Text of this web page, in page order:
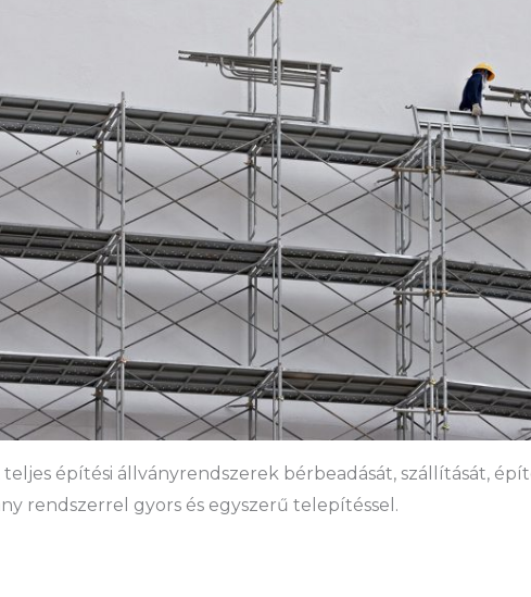
építési állványrendszerek bérbeadását, szállítását,
rendszerrel gyors és egyszerű telepítéssel.